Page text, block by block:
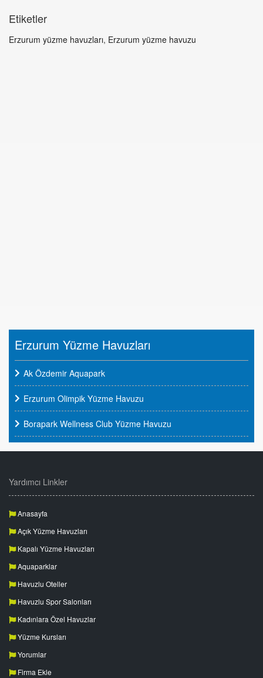
Etiketler
Erzurum yüzme havuzları, Erzurum yüzme havuzu
Erzurum Yüzme Havuzları
Ak Özdemir Aquapark
Erzurum Olimpik Yüzme Havuzu
Borapark Wellness Club Yüzme Havuzu
Yardımcı Linkler
Anasayfa
Açık Yüzme Havuzları
Kapalı Yüzme Havuzları
Aquaparklar
Havuzlu Oteller
Havuzlu Spor Salonları
Kadınlara Özel Havuzlar
Yüzme Kursları
Yorumlar
Firma Ekle